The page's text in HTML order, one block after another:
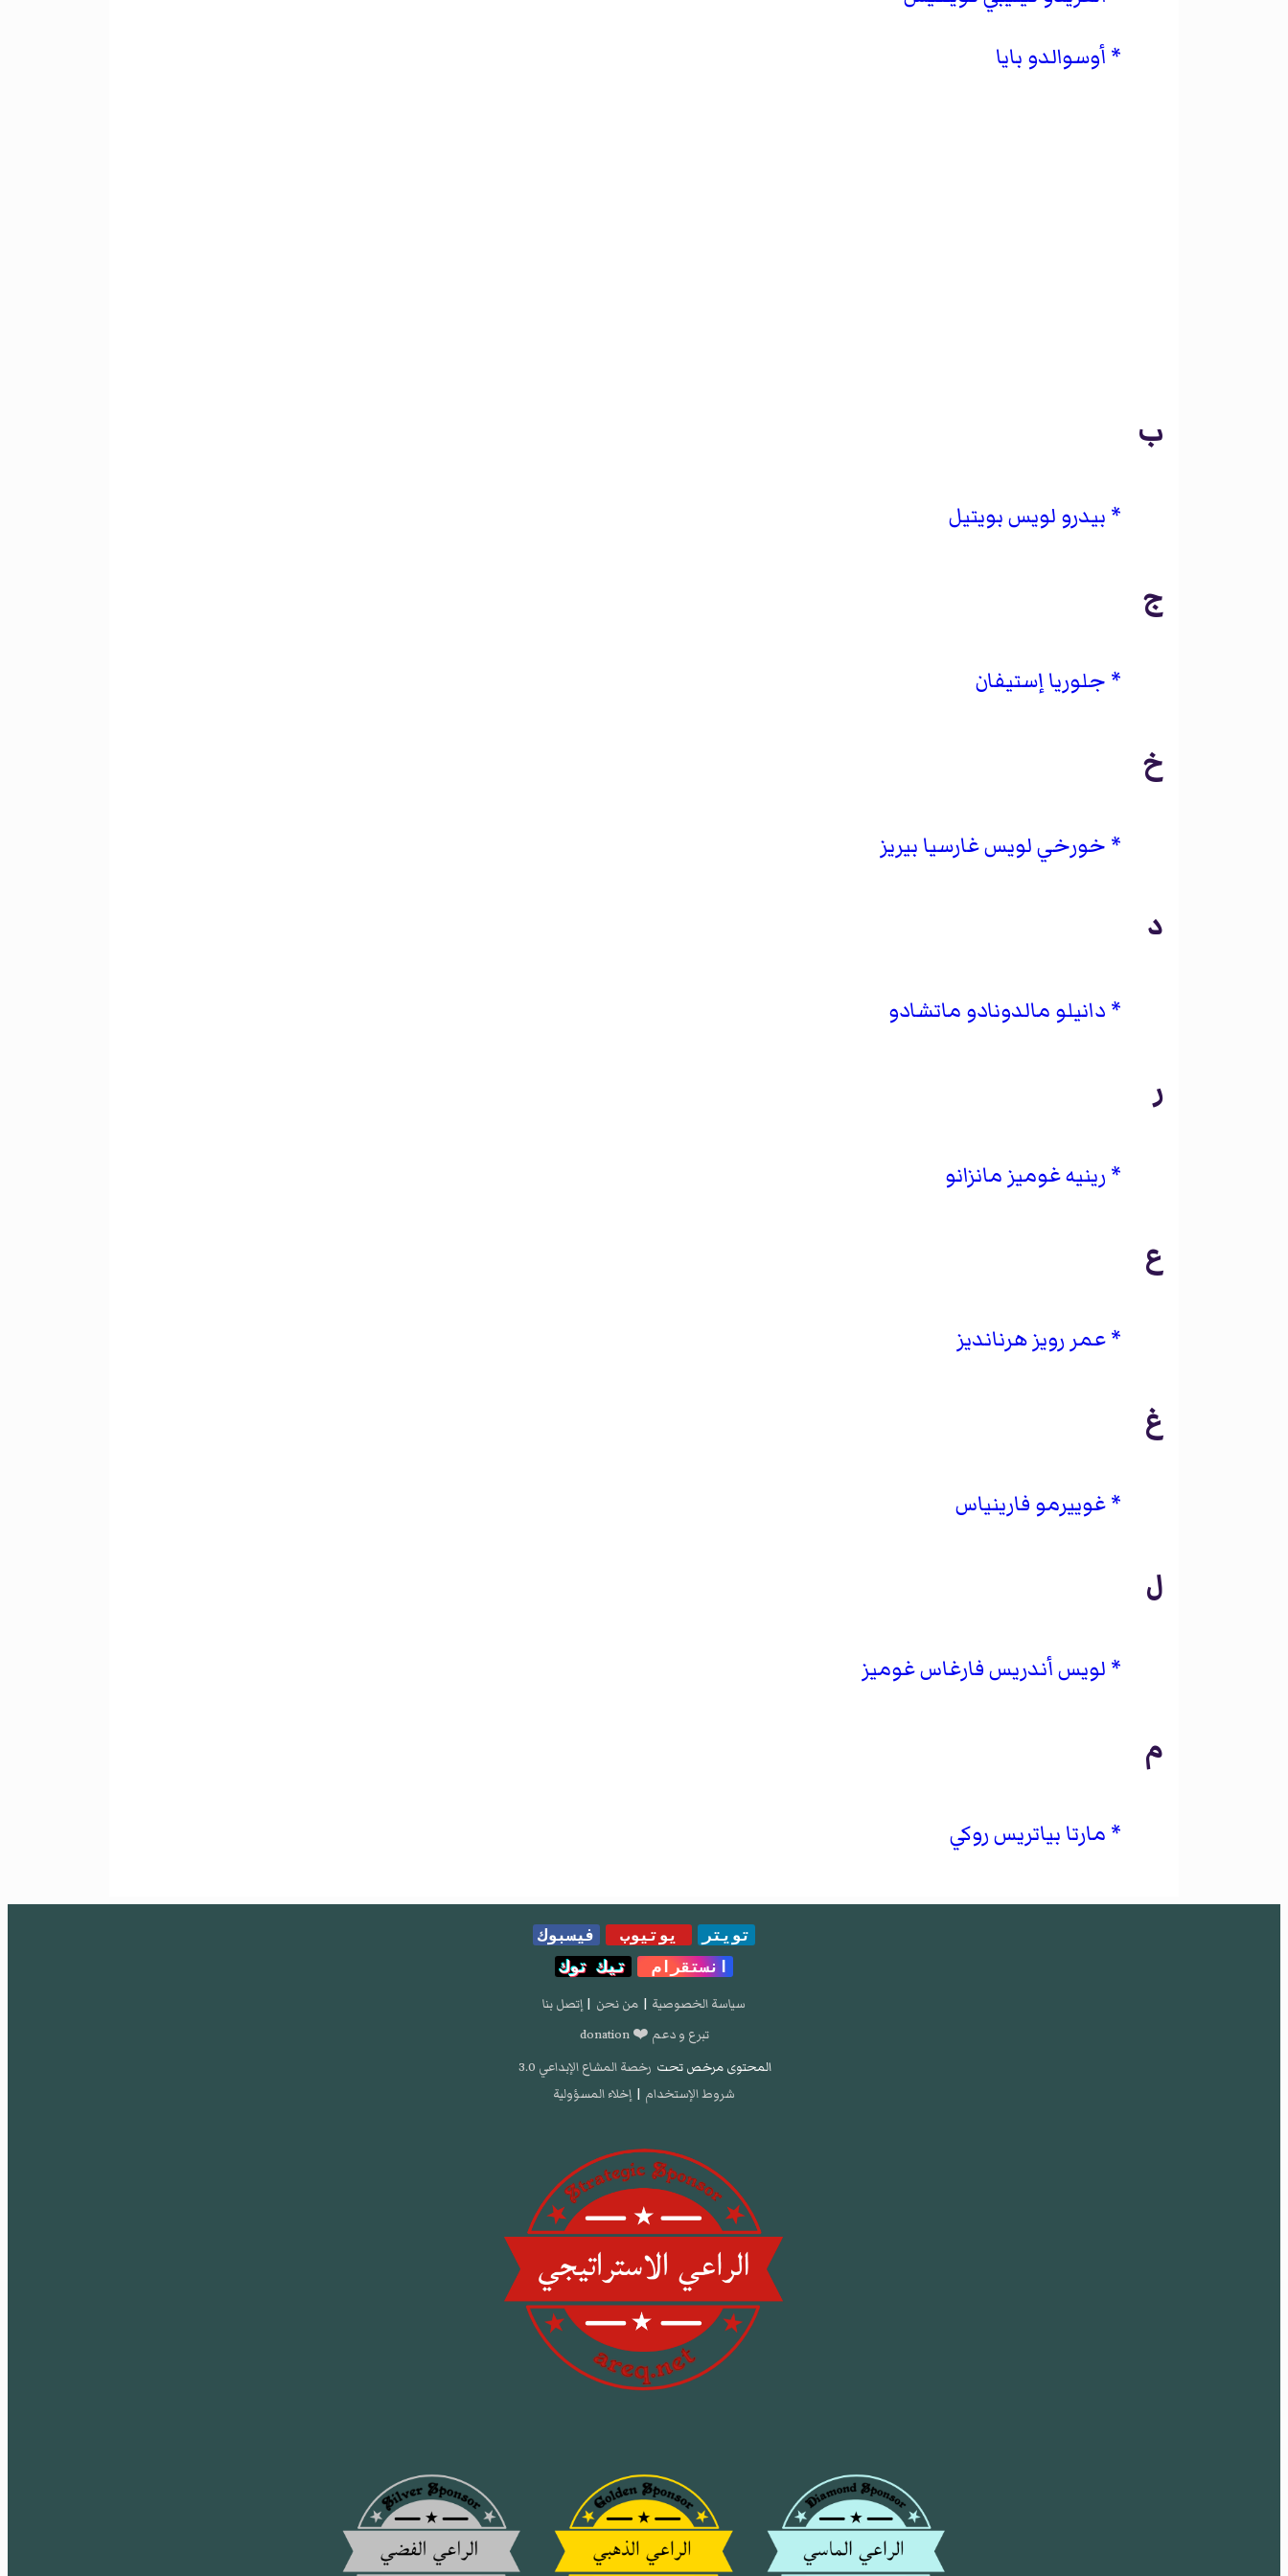
أوسوالدو بايا
ب
بيدرو لويس بويتيل
ج
جلوريا إستيفان
خ
خورخي لويس غارسيا بيريز
د
دانيلو مالدونادو ماتشادو
ر
رينيه غوميز مانزانو
ع
عمر رويز هرنانديز
غ
غوييرمو فارينياس
ل
لويس أندريس فارغاس غوميز
م
مارتا بياتريس روكي
تويتر يوتيوب
فيسبوك
انستقرام
تيك توك
سياسة الخصوصية | من نحن | إتصل بنا
تبرع و دعم ❤️ donation
المحتوى مرخص تحت رخصة المشاع الإبداعي 3.0
شروط الإستخدام | إخلاء المسؤولية